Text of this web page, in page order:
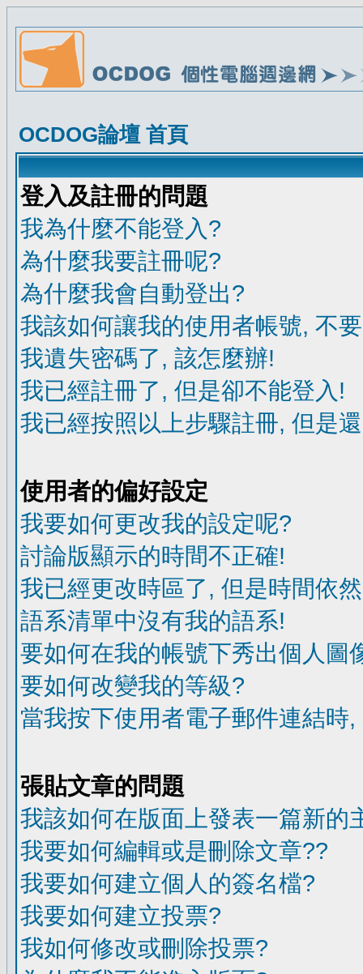
OCDOG論壇 首頁
登入及註冊的問題
我為什麼不能登入?
為什麼我要註冊呢?
為什麼我會自動登出?
我該如何讓我的使用者帳號, 不
我遺失密碼了, 該怎麼辦!
我已經註冊了, 但是卻不能登入!
我已經按照以上步驟註冊, 但是
使用者的偏好設定
我要如何更改我的設定呢?
討論版顯示的時間不正確!
我已經更改時區了, 但是時間依
語系清單中沒有我的語系!
要如何在我的帳號下秀出個人圖
要如何改變我的等級?
當我按下使用者電子郵件連結時
張貼文章的問題
我該如何在版面上發表一篇新的
我要如何編輯或是刪除文章??
我要如何建立個人的簽名檔?
我要如何建立投票?
我如何修改或刪除投票?